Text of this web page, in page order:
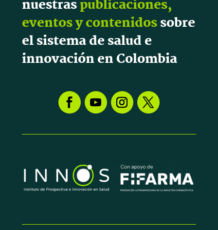
nuestraspublicaciones,
eventos y contenidossobre
el sistema de salud e
innovación en Colombia